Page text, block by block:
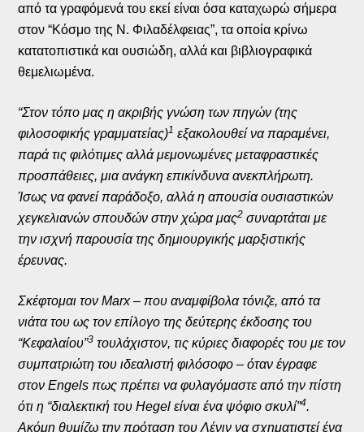
από τα γραφόμενά του εκεί είναι όσα καταχωρώ σήμερα
στον “Κόσμο της Ν. Φιλαδέλφειας”, τα οποία κρίνω
κατατοπιστικά και ουσιώδη, αλλά και βιβλιογραφικά
θεμελιωμένα.
“Στον τόπο μας η ακριβής γνώση των πηγών (της
φιλοσοφικής γραμματείας)1 εξακολουθεί να παραμένει,
παρά τις φιλότιμες αλλά μεμονωμένες μεταφραστικές
προσπάθειες, μια ανάγκη επικίνδυνα ανεκπλήρωτη.
Ίσως να φανεί παράδοξο, αλλά η απουσία ουσιαστικών
χεγκελιανών σπουδών στην χώρα μας2 συναρτάται με
την ισχνή παρουσία της δημιουργικής μαρξιστικής
έρευνας.
Σκέφτομαι τον Marx – που αναμφίβολα τόνιζε, από τα
νιάτα του ως τον επίλογο της δεύτερης έκδοσης του
“Κεφαλαίου”3 τουλάχιστον, τις κύριες διαφορές του με τον
συμπατριώτη του ιδεαλιστή φιλόσοφο – όταν έγραφε
στον Engels πως πρέπει να φυλαγόμαστε από την πίστη
ότι η “διαλεκτική του Hegel είναι ένα ψόφιο σκυλί”4.
Ακόμη θυμίζω την πρόταση του Λένιν να σχηματιστεί ένα